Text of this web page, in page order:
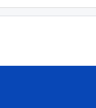
Impermeable (IP65)
2
Antivandalismo
2